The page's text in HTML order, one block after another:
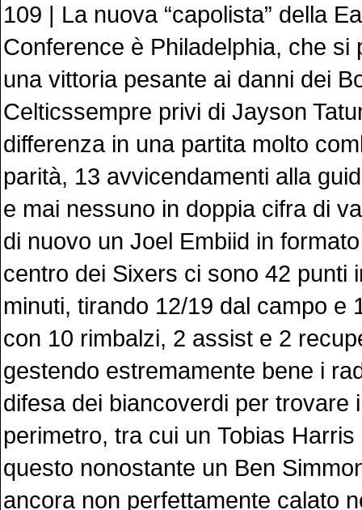
109 | La nuova “capolista” della
Conference è Philadelphia, che si
una vittoria pesante ai danni dei
Celticssempre privi di Jayson
differenza in una partita molto
parità, 13 avvicendamenti alla
e mai nessuno in doppia cifra di
di nuovo un Joel Embiid in
centro dei Sixers ci sono 42 punti
minuti, tirando 12/19 dal campo e
con 10 rimbalzi, 2 assist e 2
gestendo estremamente bene i
difesa dei biancoverdi per trovare
perimetro, tra cui un Tobias
questo nonostante un Ben
ancora non perfettamente calato